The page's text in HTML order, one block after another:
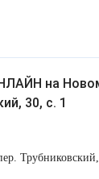
на
30, с. 1
живота